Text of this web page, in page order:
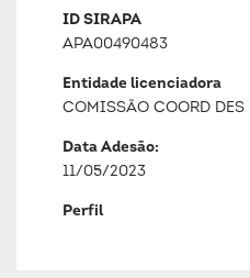
ID SIRAPA
APA00490483
Entidade licenciadora
COMISSÃO COORD DES
Data Adesão:
11/05/2023
Perfil